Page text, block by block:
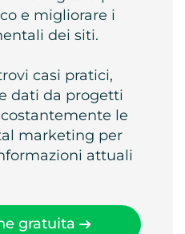
e migliorare i
dei siti.
casi pratici,
dati da progetti
le
marketing per
attuali
gratuita